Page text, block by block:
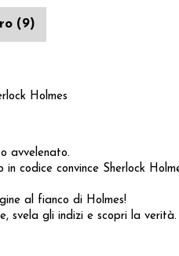
(9)
Holmes
avvelenato.
codice convince Sherlock
al fianco di Holmes!
svela gli indizi e scopri la verità.